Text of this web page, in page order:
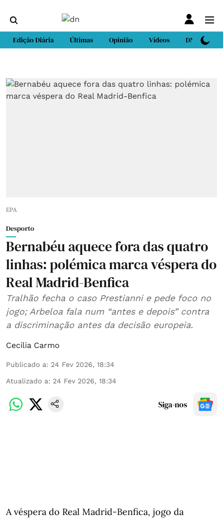
Edição Diária Últimas Opinião Vídeos DN Sport
EPA
Desporto
Bernabéu aquece fora das quatro
linhas: polémica marca véspera do
Real Madrid-Benfica
Tralhão fecha o caso Prestianni e pede foco no
jogo; Arbeloa fala num “antes e depois” contra
a discriminação antes da decisão europeia.
Cecília Carmo
Publicado a: 24 Fev 2026, 18:34
Atualizado a: 24 Fev 2026, 18:34
Siga-nos
A véspera do Real Madrid-Benfica, jogo da